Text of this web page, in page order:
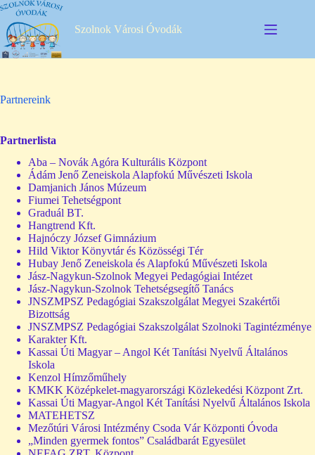
Skip
content
Szolnok Városi Óvodák
Partnereink
Partnerlista
Aba – Novák Agóra Kulturális Központ
Ádám Jenő Zeneiskola Alapfokú Művészeti Iskola
Damjanich János Múzeum
Fiumei Tehetségpont
Graduál BT.
Hangtrend Kft.
Hajnóczy József Gimnázium
Hild Viktor Könyvtár és Közösségi Tér
Hubay Jenő Zeneiskola és Alapfokú Művészeti Iskola
Jász-Nagykun-Szolnok Megyei Pedagógiai Intézet
Jász-Nagykun-Szolnok Tehetségsegítő Tanács
JNSZMPSZ Pedagógiai Szakszolgálat Megyei Szakértői
Bizottság
JNSZMPSZ Pedagógiai Szakszolgálat Szolnoki Tagintézménye
Karakter Kft.
Kassai Úti Magyar – Angol Két Tanítási Nyelvű Általános
Iskola
Kenzol Hímzőműhely
KMKK Középkelet-magyarországi Közlekedési Központ Zrt.
Kassai Úti Magyar-Angol Két Tanítási Nyelvű Általános Iskola
MATEHETSZ
Mezőtúri Városi Intézmény Csoda Vár Központi Óvoda
„Minden gyermek fontos” Családbarát Egyesület